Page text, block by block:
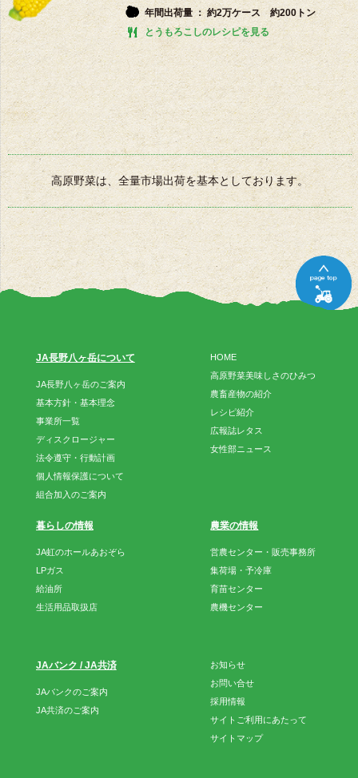
年間出荷量 ： 約2万ケース 約200トン
とうもろこしのレシピを見る
高原野菜は、全量市場出荷を基本としております。
HOME
高原野菜美味しさのひみつ
農畜産物の紹介
レシピ紹介
広報誌レタス
女性部ニュース
JA長野八ヶ岳について
JA長野八ヶ岳のご案内
基本方針・基本理念
事業所一覧
ディスクロージャー
法令遵守・行動計画
個人情報保護について
組合加入のご案内
暮らしの情報
JA虹のホールあおぞら
LPガス
給油所
生活用品取扱店
農業の情報
営農センター・販売事務所
集荷場・予冷庫
育苗センター
農機センター
JAバンク / JA共済
JAバンクのご案内
JA共済のご案内
お知らせ
お問い合せ
採用情報
サイトご利用にあたって
サイトマップ